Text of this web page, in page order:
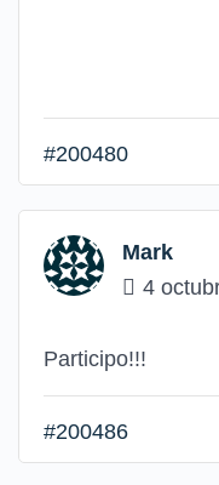
#200480
Mark
4
Participo!!!
#200486